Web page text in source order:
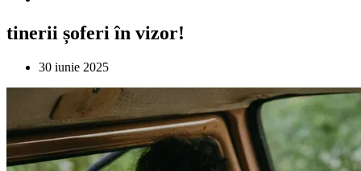
tinerii șoferi în vizor!
30 iunie 2025